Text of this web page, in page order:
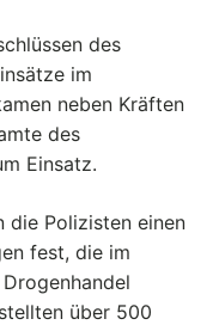
des
im
neben Kräften
des
Einsatz.
die Polizisten einen
fest, die im
über 500